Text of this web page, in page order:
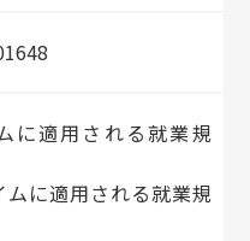
に適用される就業規
ムに適用される就業規